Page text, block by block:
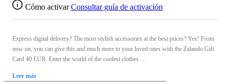
Cómo activar Consultar guía de activación
Express digital delivery? The most stylish accessories at the best prices? Yes! From
now on, you can give this and much more to your loved ones with the Zalando Gift
Card 40 EUR. Enter the world of the coolest clothes ...
Leer más